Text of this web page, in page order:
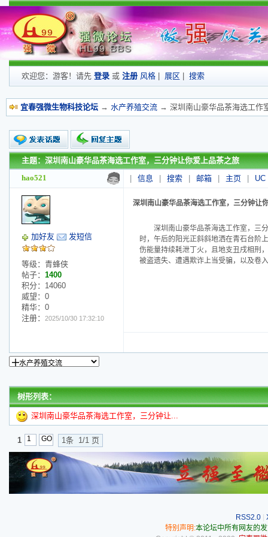
欢迎您：游客！请先 登录 或 注册 风格 展区 搜索
宜春强微生物科技论坛 → 水产养殖交流 → 深圳南山豪华品茶海选工作
新的主题
投票帖
交易帖
小字报
主题：深圳南山豪华品茶海选工作室，三分钟让你爱上品茶之旅
hao521
信息 搜索 邮箱 主页 UC
加好友 发短信
等级：青蜂侠
帖子： 1400
积分：14060
威望：0
精华：0
注册：
2025/10/30 17:32:10
深圳南山豪华品茶海选工作室，三分钟让
深圳南山豪华品茶海选工作室，三
时，午后的阳光正斜斜地洒在青石台阶
伤能量持续耗泄丁火，且地支丑戌相刑
被盗遗失、遭遇欺诈上当受骗，以及卷
树形列表：
深圳南山豪华品茶海选工作室，三分钟让...
1 1条 1/1 页
RSS2.0|
特别声明:本论坛中所有网友的